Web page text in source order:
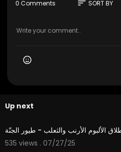
0 Comments sort SORT BY
Up next
الألبوم الأرنب والثعلب - طيور الجنّة
535 views . 07/27/25